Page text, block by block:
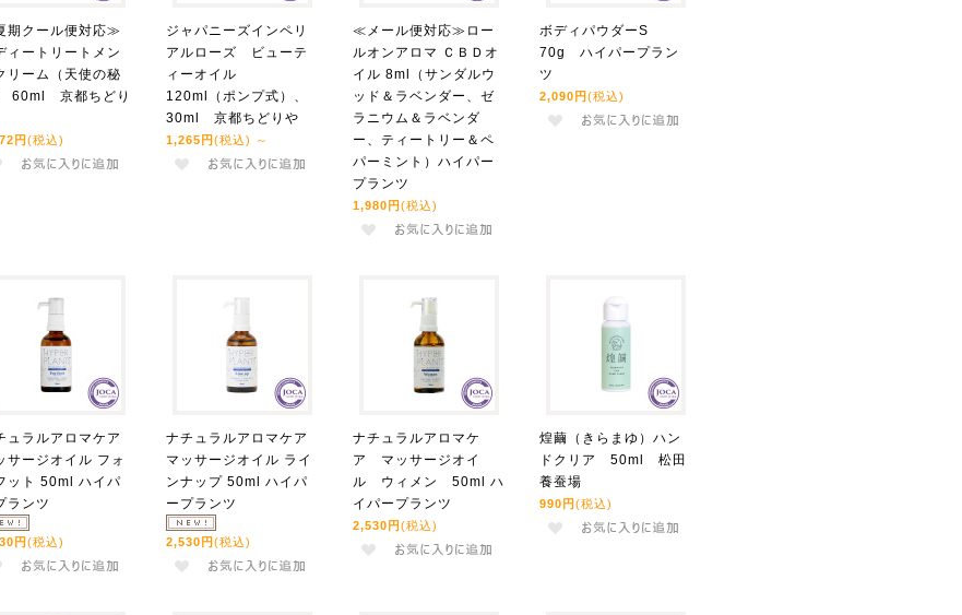
期クール便対応≫
ィートリートメン
リーム（天使の秘
60ml 京都ちどり
円 (税込)
ジャパニーズインペリ
アルローズ ビューテ
ィーオイル
120ml（ポンプ式）、
30ml 京都ちどりや
1,265円 (税込) ～
≪メール便対応≫ロー
ルオンアロマ ＣＢＤオ
イル 8ml（サンダルウ
ッド＆ラベンダー、ゼ
ラニウム＆ラベンダ
ー、ティートリー＆ペ
パーミント）ハイパー
プランツ
1,980円 (税込)
ボディパウダーS
70g ハイパープラン
ツ
2,090円 (税込)
ュラルアロマケア
サージオイル フォ
ット 50ml ハイパ
ランツ
円 (税込)
ナチュラルアロマケア
マッサージオイル ライ
ンナップ 50ml ハイパ
ープランツ
2,530円 (税込)
ナチュラルアロマケ
ア マッサージオイ
ル ウィメン 50ml ハ
イパープランツ
2,530円 (税込)
煌繭（きらまゆ）ハン
ドクリア 50ml 松田
養蚕場
990円 (税込)